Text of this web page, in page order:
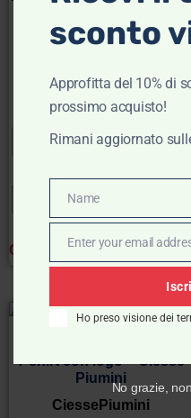
CiessePiumini
Scegli
XL
Clear
T-shirt con logo – Ciesse
Piumini
CiessePiumini
- 30%
sconto
Approfitta del 10% di
prossimo acquisto!
Rimani aggiornato
Name
Name
Email
Enter your email
Ho preso visione dei
No grazie,